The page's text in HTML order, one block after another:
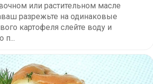
или растительном масле
разрежьте на одинаковые
картофеля слейте воду и